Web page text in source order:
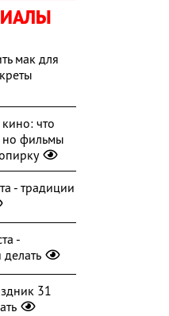
мак для
что
но фильмы
- традиции
-
31